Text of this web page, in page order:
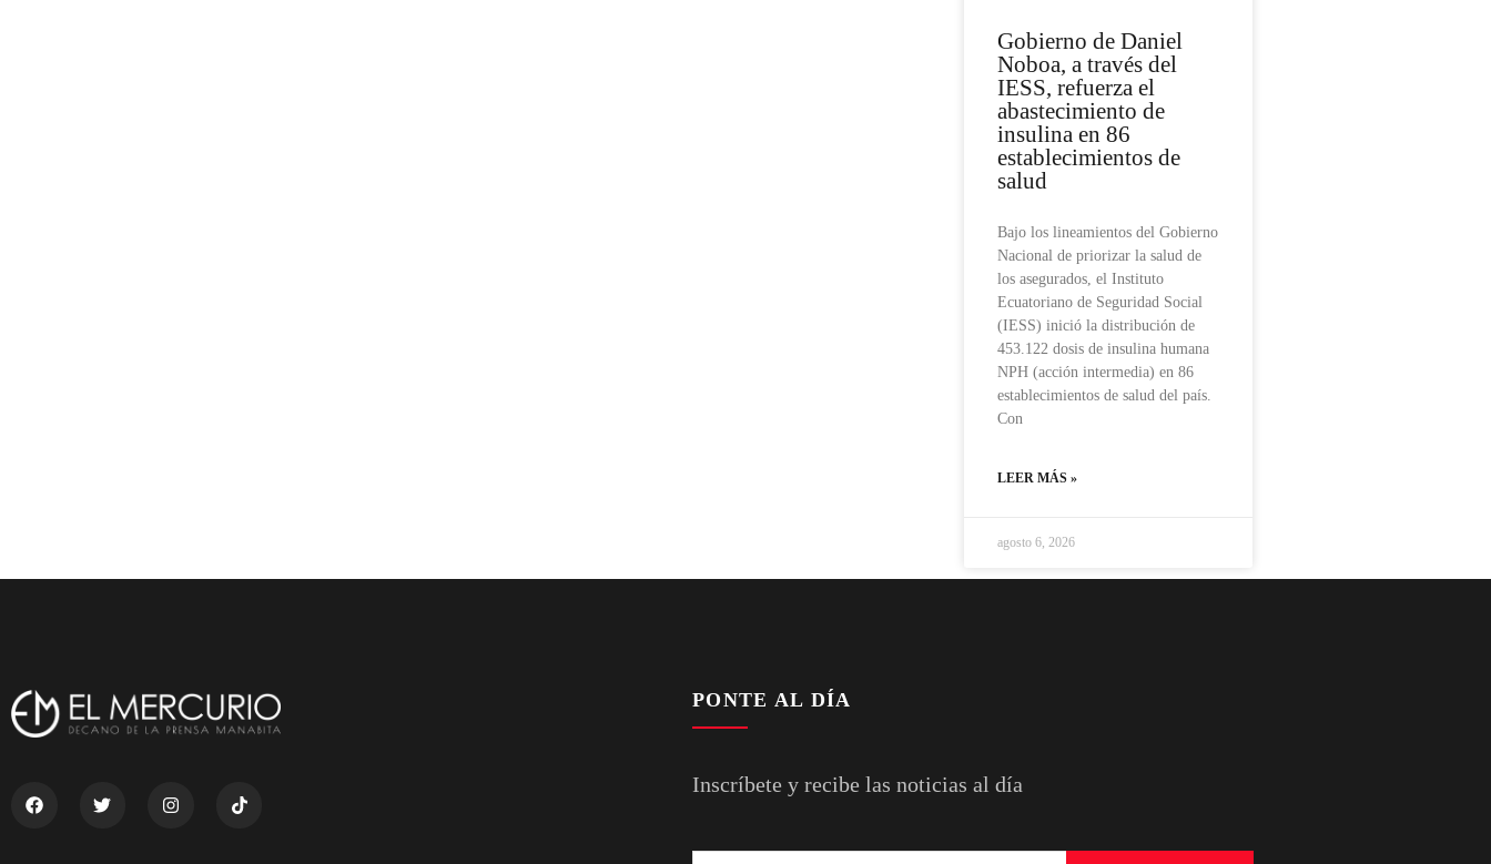
Gobierno de Daniel
Noboa, a través del
IESS, refuerza el
abastecimiento de
insulina en 86
establecimientos de
salud
Bajo los lineamientos del Gobierno
Nacional de priorizar la salud de
los asegurados, el Instituto
Ecuatoriano de Seguridad Social
(IESS) inició la distribución de
453.122 dosis de insulina humana
NPH (acción intermedia) en 86
establecimientos de salud del país.
Con
LEER MÁS »
agosto 6, 2026
PONTE AL DÍA
Inscríbete y recibe las noticias al día